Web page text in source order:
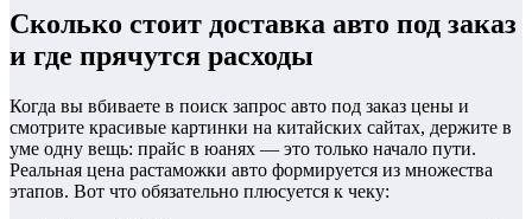
Сколько стоит доставка авто под заказ
и где прячутся расходы
Когда вы вбиваете в поиск запрос авто под заказ цены и
смотрите красивые картинки на китайских сайтах, держите в
уме одну вещь: прайс в юанях — это только начало пути.
Реальная цена растаможки авто формируется из множества
этапов. Вот что обязательно плюсуется к чеку: